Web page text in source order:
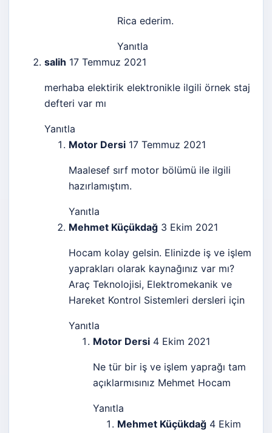
Rica ederim.
Yanıtla
salih 17 Temmuz 2021
merhaba elektirik elektronikle ilgili örnek staj
defteri var mı
Yanıtla
Motor Dersi 17 Temmuz 2021
Maalesef sırf motor bölümü ile ilgili
hazırlamıştım.
Yanıtla
Mehmet Küçükdağ 3 Ekim 2021
Hocam kolay gelsin. Elinizde iş ve işlem
yaprakları olarak kaynağınız var mı?
Araç Teknolojisi, Elektromekanik ve
Hareket Kontrol Sistemleri dersleri için
Yanıtla
Motor Dersi 4 Ekim 2021
Ne tür bir iş ve işlem yaprağı tam
açıklarmısınız Mehmet Hocam
Yanıtla
Mehmet Küçükdağ 4 Ekim